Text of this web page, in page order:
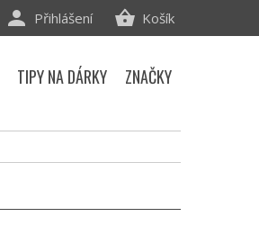
Košík
Přihlášení
TIPY NA DÁRKY ZNAČKY